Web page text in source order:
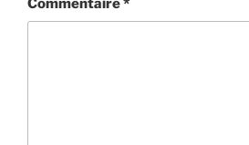
Commentaire*